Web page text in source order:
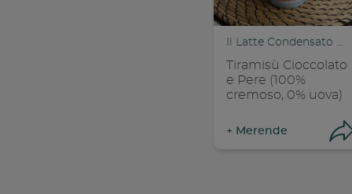
Il Latte Condensato Nestlé
Tiramisù Cioccolato
e Pere (100%
cremoso, 0% uova)
+ Merende